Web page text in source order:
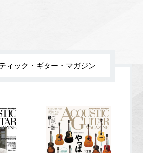
ィック・ギター・マガジン